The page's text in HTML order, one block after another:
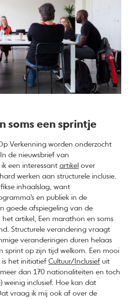
soms een sprintje
Verkenning worden onderzocht
de nieuwsbrief van
een interessantartikel over
werken aan structurele inclusie.
inhaalslag, want
en publiek in de
goede afspiegeling van de
artikel, Een marathon en soms
Structurele verandering vraagt
veranderingen duren helaas
sprint op zijn tijd welkom. Een mooi
is het initiatiefCultuur/Inclusief uit
dan 170 nationaliteiten en toch
weinig inclusief. Hoe kan dat
vraag ik mij ook af over de